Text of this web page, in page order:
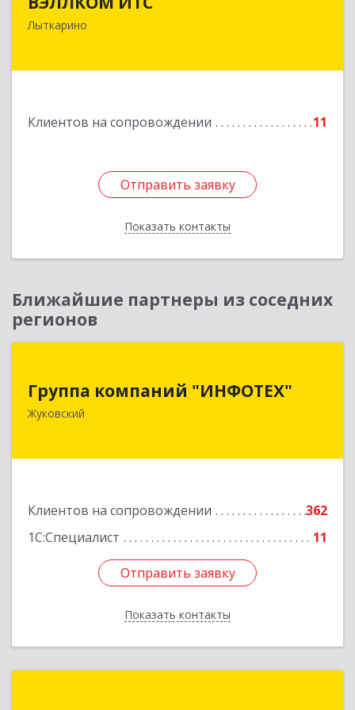
Лыткарино
Клиентов на сопровождении 11
Отправить заявку
Показать контакты
Лыткарино г, Первомайская ул, дом № 3/5,
Отправить заявку
Назад
Ближайшие партнеры из соседних
регионов
Группа компаний "ИНФОТЕХ"
Жуковский
Клиентов на сопровождении
362
1С:Специалист
11
Отправить заявку
Показать контакты
140180, Московская обл, Жуковский г, Чкалова
Подробнее
Отправить заявку
Назад